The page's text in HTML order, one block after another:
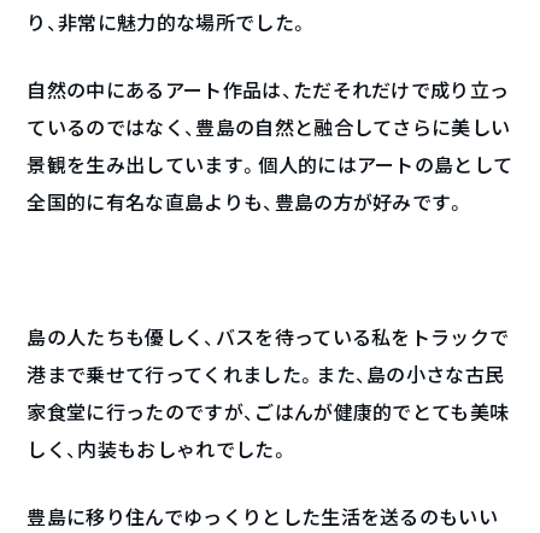
り、非常に魅力的な場所でした。
自然の中にあるアート作品は、ただそれだけで成り立っ
ているのではなく、豊島の自然と融合してさらに美しい
景観を生み出しています。個人的にはアートの島として
全国的に有名な直島よりも、豊島の方が好みです。
島の人たちも優しく、バスを待っている私をトラックで
港まで乗せて行ってくれました。また、島の小さな古民
家食堂に行ったのですが、ごはんが健康的でとても美味
しく、内装もおしゃれでした。
豊島に移り住んでゆっくりとした生活を送るのもいい